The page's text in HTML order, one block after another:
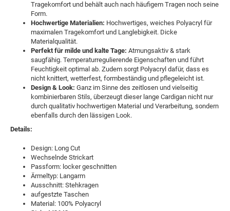
Tragekomfort und behält auch nach häufigem Tragen noch seine
Form.
Hochwertige Materialien: Hochwertiges, weiches Polyacryl für
maximalen Tragekomfort und Langlebigkeit. Dicke
Materialqualität.
Perfekt für milde und kalte Tage: Atmungsaktiv & stark
saugfähig. Temperaturregulierende Eigenschaften und führt
Feuchtigkeit optimal ab. Zudem sorgt Polyacryl dafür, dass es
nicht knittert, wetterfest, formbeständig und pflegeleicht ist.
Design & Look: Ganz im Sinne des zeitlosen und vielseitig
kombinierbaren Stils, überzeugt dieser lange Cardigan nicht nur
durch qualitativ hochwertigen Material und Verarbeitung, sondern
ebenfalls durch den lässigen Look.
Details:
Design: Long Cut
Wechselnde Strickart
Passform: locker geschnitten
Ärmeltyp: Langarm
Ausschnitt: Stehkragen
aufgestzte Taschen
Material: 100% Polyacryl